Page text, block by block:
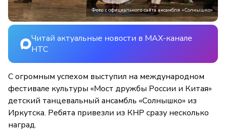
Фото с официального сайта ансамбля «Солнышко»
Читай актуальные новости в MAX-канале
НТС
С огромным успехом выступил на международном
фестивале культуры «Мост дружбы России и Китая»
детский танцевальный ансамбль «Солнышко» из
Иркутска. Ребята привезли из КНР сразу несколько
наград.